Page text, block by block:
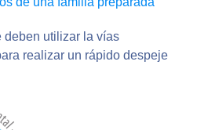
deben utilizar la vías
realizar un rápido despeje